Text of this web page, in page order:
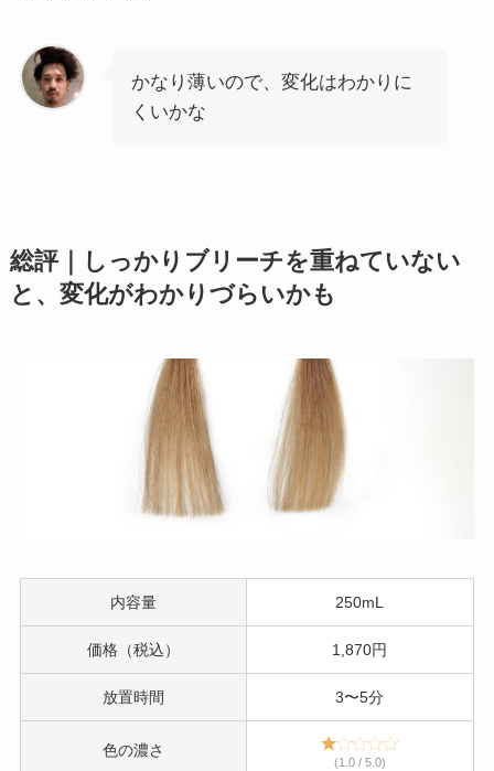
かなり薄いので、変化はわかりに
くいかな
総評｜
しっかりブリーチを重ねていない
と、変化がわかりづらいかも
内容量 250mL
価格（税込） 1,870円
放置時間 3〜5分
色の濃さ
(1.0 / 5.0)